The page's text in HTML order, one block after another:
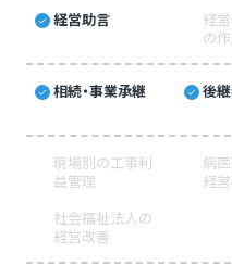
経営助言
経
の
相続・事業承継 後
現場別の工事利
益管理
病
経
社会福祉法人の
経営改善